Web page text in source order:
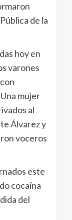
de la
hoy en
varones
mujer
al
Álvarez y
voceros
este
cocaína
del